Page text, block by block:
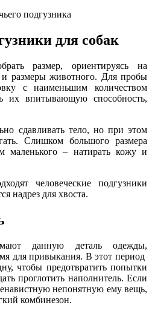
для собак
размер, ориентируясь на
и размеры животного. Для пробы
с наименьшим количеством
их впитывающую способность,
сдавливать тело, но при этом
Слишком большого размера
маленького – натирать кожу и
человеческие подгузники
надрез для хвоста.
данную деталь одежды,
для привыкания. В этот период
чтобы предотвратить попытки
проглотить наполнитель. Если
непонятную ему вещь,
комбинезон.